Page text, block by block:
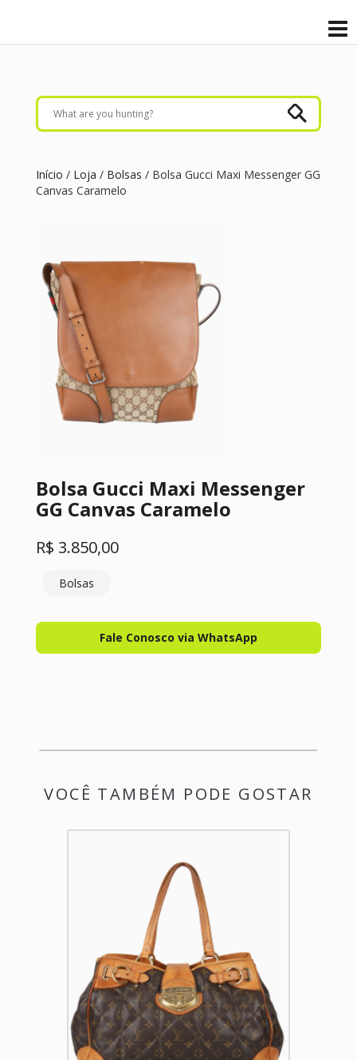
Início / Loja / Bolsas / Bolsa Gucci Maxi Messenger GG
Canvas Caramelo
Bolsa Gucci Maxi Messenger
GG Canvas Caramelo
R$ 3.850,00
Bolsas
Fale Conosco via WhatsApp
VOCÊ TAMBÉM PODE GOSTAR